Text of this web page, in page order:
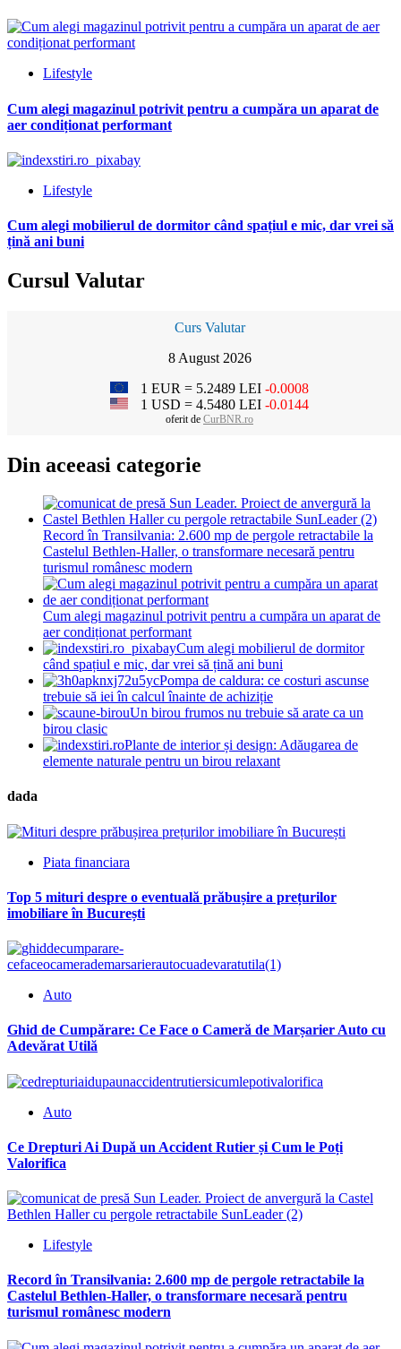
Lifestyle
Cum alegi magazinul potrivit pentru a cumpăra un aparat de
aer condiționat performant
Lifestyle
Cum alegi mobilierul de dormitor când spațiul e mic, dar vrei să
țină ani buni
Cursul Valutar
Curs Valutar
8 August 2026
1 EUR = 5.2489 LEI -0.0008
1 USD = 4.5480 LEI -0.0144
oferit de CurBNR.ro
Din aceeasi categorie
Record în Transilvania: 2.600 mp de pergole retractabile la
Castelul Bethlen-Haller, o transformare necesară pentru
turismul românesc modern
Cum alegi magazinul potrivit pentru a cumpăra un aparat de
aer condiționat performant
Cum alegi mobilierul de dormitor
când spațiul e mic, dar vrei să țină ani buni
Pompa de caldura: ce costuri ascunse
trebuie să iei în calcul înainte de achiziție
Un birou frumos nu trebuie să arate ca un
birou clasic
Plante de interior și design: Adăugarea de
elemente naturale pentru un birou relaxant
dada
Piata financiara
Top 5 mituri despre o eventuală prăbușire a prețurilor
imobiliare în București
Auto
Ghid de Cumpărare: Ce Face o Cameră de Marșarier Auto cu
Adevărat Utilă
Auto
Ce Drepturi Ai După un Accident Rutier și Cum le Poți
Valorifica
Lifestyle
Record în Transilvania: 2.600 mp de pergole retractabile la
Castelul Bethlen-Haller, o transformare necesară pentru
turismul românesc modern